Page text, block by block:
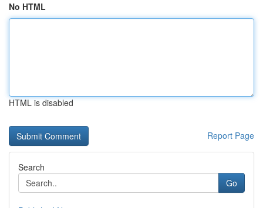
No HTML
HTML is disabled
Report Page
Search
Go